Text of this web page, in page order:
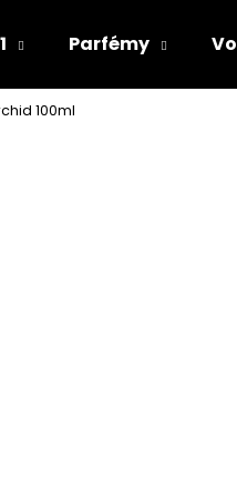
Parfémy
100ml
Co potřebujete